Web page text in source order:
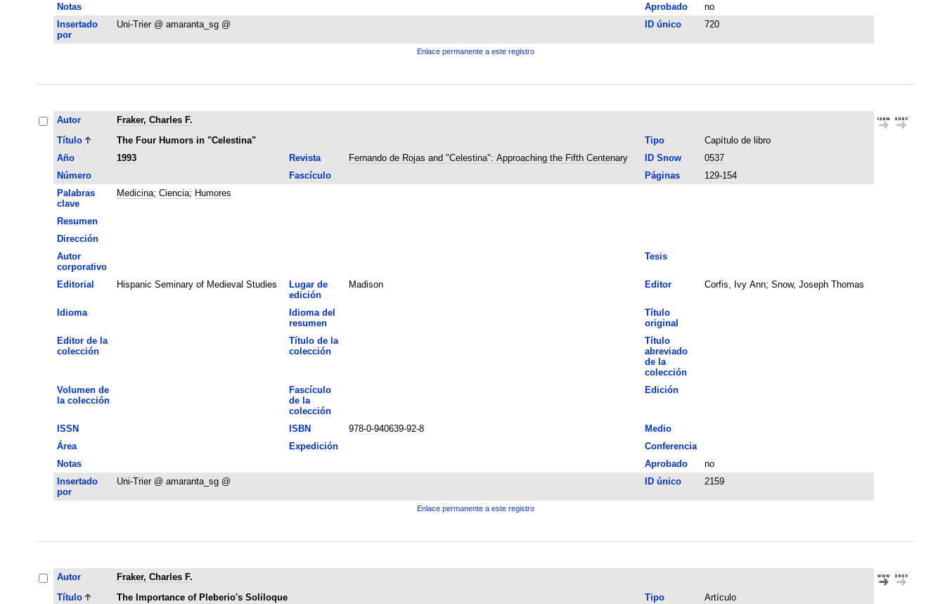
Notas
Aprobado
no
Insertado
por
Uni-Trier @ amaranta_sg @ ID único 720
Enlace permanente a este registro
Autor
Fraker, Charles F.
Título
The Four Humors in "Celestina" Tipo
Capítulo de libro
Año
1993 Revista Fernando de Rojas and "Celestina": Approaching the Fifth Centenary ID Snow
0537
Número
Fascículo Páginas
129-154
Palabras
clave
Medicina; Ciencia; Humores
Resumen
Dirección
Autor
corporativo
Tesis
Editorial Hispanic Seminary of Medieval Studies
Lugar de
edición
Madison Editor Corfis, Ivy Ann; Snow, Joseph Thomas
Idioma
Idioma del
resumen
Título
original
Editor de la
colección
Título de la
colección
Título
abreviado
de la
colección
Volumen de
la colección
Fascículo
de la
colección
Edición
ISSN ISBN 978-0-940639-92-8
Medio
Área
Expedición
Conferencia
Notas
Aprobado
no
Insertado
por
Uni-Trier @ amaranta_sg @ ID único 2159
Enlace permanente a este registro
Autor
Fraker, Charles F.
Título
The Importance of Pleberio's Soliloque Tipo Artículo